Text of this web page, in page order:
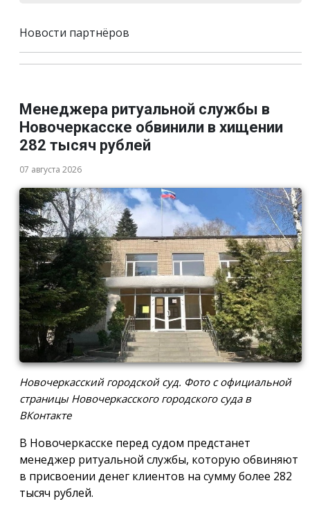
Новости партнёров
Менеджера ритуальной службы в
Новочеркасске обвинили в хищении
282 тысяч рублей
07 августа 2026
Новочеркасский городской суд. Фото с официальной
страницы Новочеркасского городского суда в
ВКонтакте
В Новочеркасске перед судом предстанет
менеджер ритуальной службы, которую обвиняют
в присвоении денег клиентов на сумму более 282
тысяч рублей.